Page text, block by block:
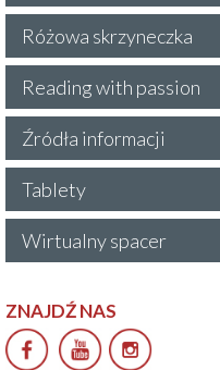
Różowa skrzyneczka
Reading with passion
Źródła informacji
Tablety
Wirtualny spacer
ZNAJDŹ NAS